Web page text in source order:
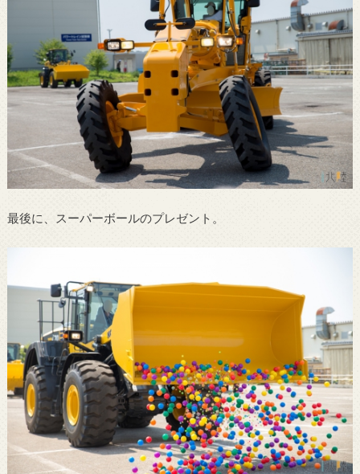
最後に、スーパーボールのプレゼント。